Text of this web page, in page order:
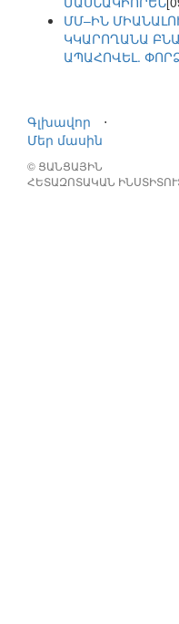
ՄՄ–ԻՆ
ԿԿԱՐՈՂԱՆԱ
ԱՊԱՀՈՎԵԼ.
Գլխավոր
⋅
Մեր մասին
© ՑԱՆՑԱՅԻՆ
ՀԵՏԱԶՈՏԱԿԱՆ